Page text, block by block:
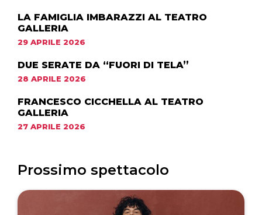
LA FAMIGLIA IMBARAZZI AL TEATRO
GALLERIA
29 APRILE 2026
DUE SERATE DA “FUORI DI TELA”
28 APRILE 2026
FRANCESCO CICCHELLA AL TEATRO
GALLERIA
27 APRILE 2026
Prossimo spettacolo